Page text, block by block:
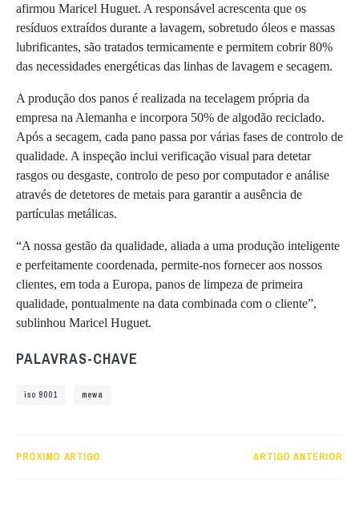
afirmou Maricel Huguet. A responsável acrescenta que os
resíduos extraídos durante a lavagem, sobretudo óleos e massas
lubrificantes, são tratados termicamente e permitem cobrir 80%
das necessidades energéticas das linhas de lavagem e secagem.
A produção dos panos é realizada na tecelagem própria da
empresa na Alemanha e incorpora 50% de algodão reciclado.
Após a secagem, cada pano passa por várias fases de controlo de
qualidade. A inspeção inclui verificação visual para detetar
rasgos ou desgaste, controlo de peso por computador e análise
através de detetores de metais para garantir a ausência de
partículas metálicas.
“A nossa gestão da qualidade, aliada a uma produção inteligente
e perfeitamente coordenada, permite-nos fornecer aos nossos
clientes, em toda a Europa, panos de limpeza de primeira
qualidade, pontualmente na data combinada com o cliente”,
sublinhou Maricel Huguet.
PALAVRAS-CHAVE
iso 9001 mewa
PRÓXIMO ARTIGO ARTIGO ANTERIOR